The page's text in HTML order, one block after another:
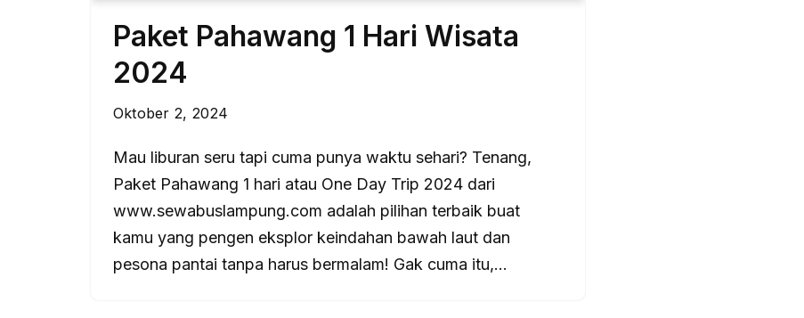
Paket Pahawang 1 Hari Wisata
2024
Oktober 2, 2024
Mau liburan seru tapi cuma punya waktu sehari? Tenang,
Paket Pahawang 1 hari atau One Day Trip 2024 dari
www.sewabuslampung.com adalah pilihan terbaik buat
kamu yang pengen eksplor keindahan bawah laut dan
pesona pantai tanpa harus bermalam! Gak cuma itu,…